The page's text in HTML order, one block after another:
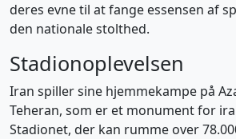
deres evne til at fange essensen af
den nationale stolthed.
Stadionoplevelsen
Iran spiller sine hjemmekampe på
Teheran, som er et monument for
Stadionet, der kan rumme over